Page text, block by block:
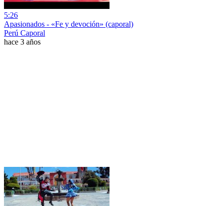
5:26
Apasionados - «Fe y devoción» (caporal)
Perú Caporal
hace 3 años